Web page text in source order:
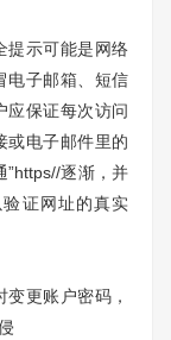
示可能是网络
电子邮箱、短信
应保证每次访问
或电子邮件里的
”https//逐渐，并
证网址的真实
更账户密码，